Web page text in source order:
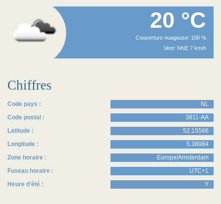
20 °C
Couverture nuageuse: 100 %
Vent: NNE 7 km/h
Chiffres
Code pays :
NL
Code postal :
3811-AA
Latitude :
52.15566
Longitude :
5.38984
Zone horaire :
Europe/Amsterdam
Fuseau horaire :
UTC+1
Heure d'été :
Y